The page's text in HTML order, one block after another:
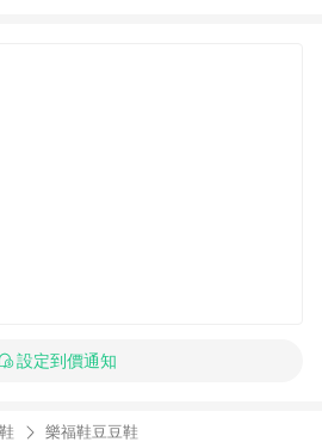
設定到價通知
樂福鞋豆豆鞋